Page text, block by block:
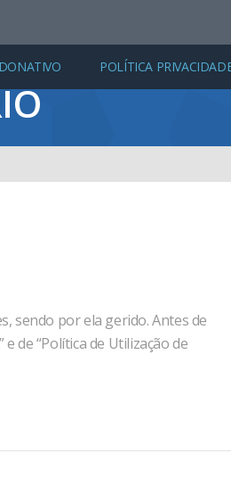
POLÍTICA
sendo por ela gerido. Antes de
de “Política de Utilização de